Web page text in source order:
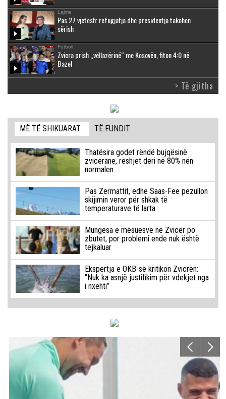
Lajme
Pas 27 vjetësh: refugjatja dhe presidentja takohen
sërish
Futboll
Zvicra prish „vëllazërinë“ me Kosovën, fiton 4:0 në
Bazel
> Të gjitha
MË TË SHIKUARAT TË FUNDIT
Thatësira godet rëndë bujqësinë
zvicerane, reshjet deri në 80% nën
normalen
Pas Zermattit, edhe Saas-Fee pezullon
skijimin veror për shkak të
temperaturave të larta
Mungesa e mësuesve në Zvicër po
zbutet, por problemi ende nuk është
tejkaluar
Ekspertja e OKB-së kritikon Zvicrën:
“Nuk ka asnjë justifikim për vdekjet nga
i nxehti”